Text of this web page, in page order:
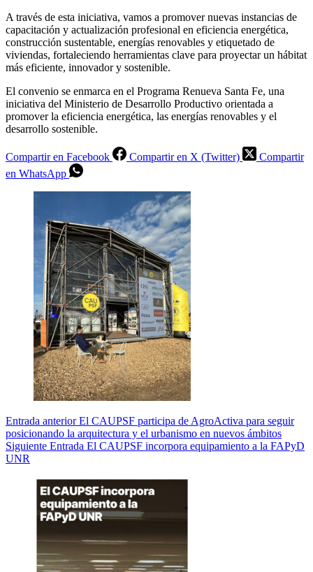
A través de esta iniciativa, vamos a promover nuevas instancias de
capacitación y actualización profesional en eficiencia energética,
construcción sustentable, energías renovables y etiquetado de
viviendas, fortaleciendo herramientas clave para proyectar un hábitat
más eficiente, innovador y sostenible.
El convenio se enmarca en el Programa Renueva Santa Fe, una
iniciativa del Ministerio de Desarrollo Productivo orientada a
promover la eficiencia energética, las energías renovables y el
desarrollo sostenible.
Compartir en Facebook Compartir en X (Twitter)
Compartir
en WhatsApp
Entrada anteriorEl CAUPSF participa de AgroActiva para seguir
posicionando la arquitectura y el urbanismo en nuevos ámbitos
Siguiente Entrada El CAUPSF incorpora equipamiento a la FAPyD
UNR